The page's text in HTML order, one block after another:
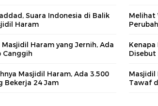
Suara Indonesia di Balik
Haram
Melihat
Masjidil Haram yang Jernih, Ada
Canggih
Kenapa
Disebut
Masjidil Haram, Ada 3.500
Bekerja 24 Jam
Masjidil
Tawaf